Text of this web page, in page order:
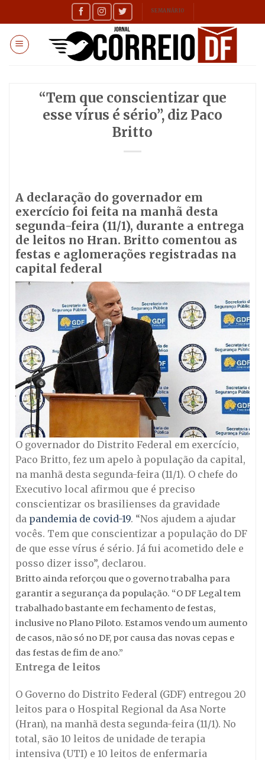
to
content
SEMANÁRIO
“Tem que conscientizar que
esse vírus é sério”, diz Paco
Britto
A declaração do governador em
exercício foi feita na manhã desta
segunda-feira (11/1), durante a entrega
de leitos no Hran. Britto comentou as
festas e aglomerações registradas na
capital federal
O governador do Distrito Federal em exercício,
Paco Britto, fez um apelo à população da capital,
na manhã desta segunda-feira (11/1). O chefe do
Executivo local afirmou que é preciso
conscientizar os brasilienses da gravidade
da pandemia de covid-19. “Nos ajudem a ajudar
vocês. Tem que conscientizar a população do DF
de que esse vírus é sério. Já fui acometido dele e
posso dizer isso”, declarou.
Britto ainda reforçou que o governo trabalha para
garantir a segurança da população. “O DF Legal tem
trabalhado bastante em fechamento de festas,
inclusive no Plano Piloto. Estamos vendo um aumento
de casos, não só no DF, por causa das novas cepas e
das festas de fim de ano.”
Entrega de leitos
O Governo do Distrito Federal (GDF) entregou 20
leitos para o Hospital Regional da Asa Norte
(Hran), na manhã desta segunda-feira (11/1). No
total, são 10 leitos de unidade de terapia
intensiva (UTI) e 10 leitos de enfermaria